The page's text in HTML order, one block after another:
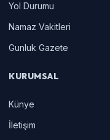
Yol Durumu
Namaz Vakitleri
Gunluk Gazete
KURUMSAL
Künye
İletişim